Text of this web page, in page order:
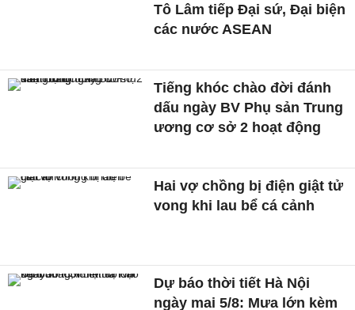
Tô Lâm tiếp Đại sứ, Đại biện
các nước ASEAN
Tiếng khóc chào đời đánh
dấu ngày BV Phụ sản Trung
ương cơ sở 2 hoạt động
Hai vợ chồng bị điện giật tử
vong khi lau bể cá cảnh
Dự báo thời tiết Hà Nội
ngày mai 5/8: Mưa lớn kèm